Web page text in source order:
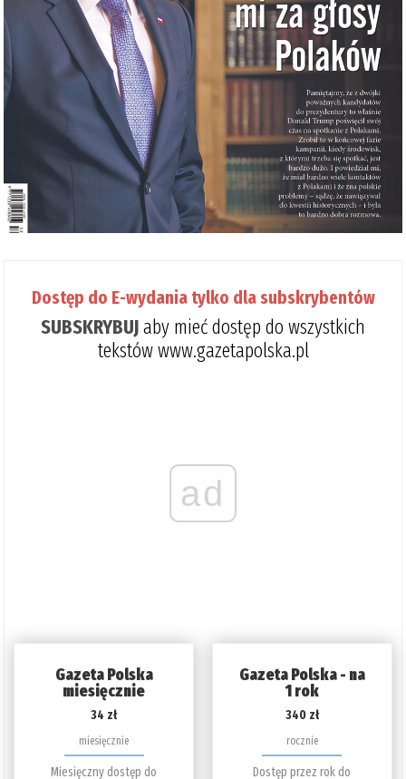
Dostęp do E-wydania tylko dla subskrybentów
SUBSKRYBUJaby mieć dostęp do wszystkich
tekstów www.gazetapolska.pl
ad
Gazeta Polska
miesięcznie
34 zł
miesięcznie
Miesięczny dostęp do
Gazeta Polska - na
1 rok
340 zł
rocznie
Dostęp przez rok do